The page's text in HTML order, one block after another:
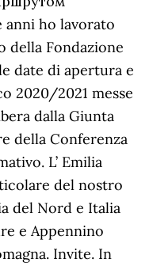
anni ho lavorato
della Fondazione
date di apertura e
2020/2021 messe
dalla Giunta
della Conferenza
L’ Emilia
del nostro
del Nord e Italia
e Appennino
Invite. In